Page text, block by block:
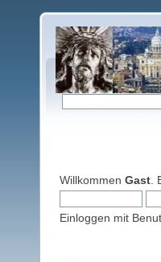
Willkommen Gast .
Einloggen mit